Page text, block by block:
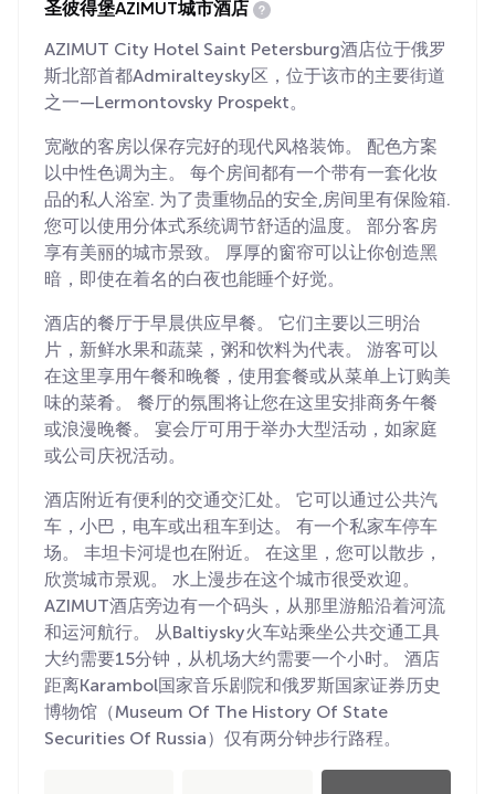
圣彼得堡AZIMUT城市酒店
AZIMUT City Hotel Saint Petersburg酒店位于俄罗
斯北部首都Admiralteysky区，位于该市的主要街道
之一—Lermontovsky Prospekt。
宽敞的客房以保存完好的现代风格装饰。 配色方案
以中性色调为主。 每个房间都有一个带有一套化妆
品的私人浴室. 为了贵重物品的安全,房间里有保险箱.
您可以使用分体式系统调节舒适的温度。 部分客房
享有美丽的城市景致。 厚厚的窗帘可以让你创造黑
暗，即使在着名的白夜也能睡个好觉。
酒店的餐厅于早晨供应早餐。 它们主要以三明治
片，新鲜水果和蔬菜，粥和饮料为代表。 游客可以
在这里享用午餐和晚餐，使用套餐或从菜单上订购美
味的菜肴。 餐厅的氛围将让您在这里安排商务午餐
或浪漫晚餐。 宴会厅可用于举办大型活动，如家庭
或公司庆祝活动。
酒店附近有便利的交通交汇处。 它可以通过公共汽
车，小巴，电车或出租车到达。 有一个私家车停车
场。 丰坦卡河堤也在附近。 在这里，您可以散步，
欣赏城市景观。 水上漫步在这个城市很受欢迎。
AZIMUT酒店旁边有一个码头，从那里游船沿着河流
和运河航行。 从Baltiysky火车站乘坐公共交通工具
大约需要15分钟，从机场大约需要一个小时。 酒店
距离Karambol国家音乐剧院和俄罗斯国家证券历史
博物馆（Museum Of The History Of State
Securities Of Russia）仅有两分钟步行路程。